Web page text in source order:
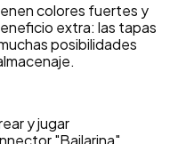
colores fuertes y
extra: las tapas
posibilidades
y jugar
"Bailarina"